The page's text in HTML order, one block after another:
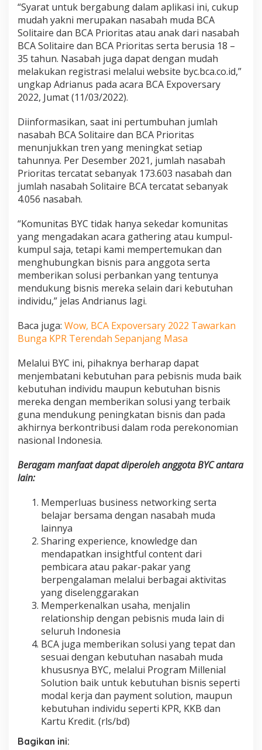
“Syarat untuk bergabung dalam aplikasi ini, cukup
mudah yakni merupakan nasabah muda BCA
Solitaire dan BCA Prioritas atau anak dari nasabah
BCA Solitaire dan BCA Prioritas serta berusia 18 –
35 tahun. Nasabah juga dapat dengan mudah
melakukan registrasi melalui website byc.bca.co.id,”
ungkap Adrianus pada acara BCA Expoversary
2022, Jumat (11/03/2022).
Diinformasikan, saat ini pertumbuhan jumlah
nasabah BCA Solitaire dan BCA Prioritas
menunjukkan tren yang meningkat setiap
tahunnya. Per Desember 2021, jumlah nasabah
Prioritas tercatat sebanyak 173.603 nasabah dan
jumlah nasabah Solitaire BCA tercatat sebanyak
4.056 nasabah.
“Komunitas BYC tidak hanya sekedar komunitas
yang mengadakan acara gathering atau kumpul-
kumpul saja, tetapi kami mempertemukan dan
menghubungkan bisnis para anggota serta
memberikan solusi perbankan yang tentunya
mendukung bisnis mereka selain dari kebutuhan
individu,” jelas Andrianus lagi.
Baca juga: Wow, BCA Expoversary 2022 Tawarkan
Bunga KPR Terendah Sepanjang Masa
Melalui BYC ini, pihaknya berharap dapat
menjembatani kebutuhan para pebisnis muda baik
kebutuhan individu maupun kebutuhan bisnis
mereka dengan memberikan solusi yang terbaik
guna mendukung peningkatan bisnis dan pada
akhirnya berkontribusi dalam roda perekonomian
nasional Indonesia.
Beragam manfaat dapat diperoleh anggota BYC antara
lain:
Memperluas business networking serta
belajar bersama dengan nasabah muda
lainnya
Sharing experience, knowledge dan
mendapatkan insightful content dari
pembicara atau pakar-pakar yang
berpengalaman melalui berbagai aktivitas
yang diselenggarakan
Memperkenalkan usaha, menjalin
relationship dengan pebisnis muda lain di
seluruh Indonesia
BCA juga memberikan solusi yang tepat dan
sesuai dengan kebutuhan nasabah muda
khususnya BYC, melalui Program Millenial
Solution baik untuk kebutuhan bisnis seperti
modal kerja dan payment solution, maupun
kebutuhan individu seperti KPR, KKB dan
Kartu Kredit. (rls/bd)
Bagikan ini: